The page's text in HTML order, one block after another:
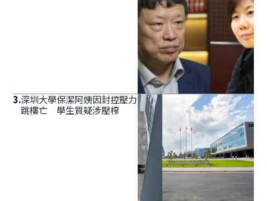
3.深圳大學保潔阿姨因封控壓力
跳樓亡 學生質疑涉壓榨